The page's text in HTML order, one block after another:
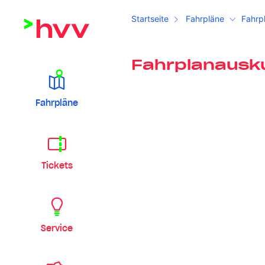
Startseite Fahrpläne
Fahrpläne
Tickets
Service